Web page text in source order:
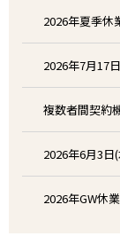
2026年夏季休
2026年7月17
複数者間契約
2026年6月3
2026年GW休